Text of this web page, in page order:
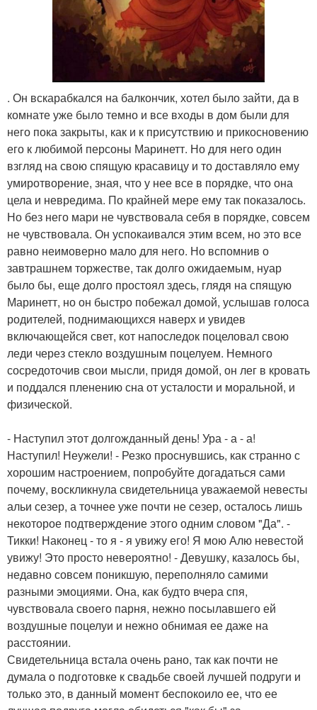
. Он вскарабкался на балкончик, хотел было зайти, да в
комнате уже было темно и все входы в дом были для
него пока закрыты, как и к присутствию и прикосновению
его к любимой персоны Маринетт. Но для него один
взгляд на свою спящую красавицу и то доставляло ему
умиротворение, зная, что у нее все в порядке, что она
цела и невредима. По крайней мере ему так показалось.
Но без него мари не чувствовала себя в порядке, совсем
не чувствовала. Он успокаивался этим всем, но это все
равно неимоверно мало для него. Но вспомнив о
завтрашнем торжестве, так долго ожидаемым, нуар
было бы, еще долго простоял здесь, глядя на спящую
Маринетт, но он быстро побежал домой, услышав голоса
родителей, поднимающихся наверх и увидев
включающейся свет, кот напоследок поцеловал свою
леди через стекло воздушным поцелуем. Немного
сосредоточив свои мысли, придя домой, он лег в кровать
и поддался пленению сна от усталости и моральной, и
физической.
- Наступил этот долгожданный день! Ура - а - а!
Наступил! Неужели! - Резко проснувшись, как странно с
хорошим настроением, попробуйте догадаться сами
почему, воскликнула свидетельница уважаемой невесты
альи сезер, а точнее уже почти не сезер, осталось лишь
некоторое подтверждение этого одним словом "Да". -
Тикки! Наконец - то я - я увижу его! Я мою Алю невестой
увижу! Это просто невероятно! - Девушку, казалось бы,
недавно совсем поникшую, переполняло самими
разными эмоциями. Она, как будто вчера спя,
чувствовала своего парня, нежно посылавшего ей
воздушные поцелуи и нежно обнимая ее даже на
расстоянии.
Свидетельница встала очень рано, так как почти не
думала о подготовке к свадьбе своей лучшей подруги и
только это, в данный момент беспокоило ее, что ее